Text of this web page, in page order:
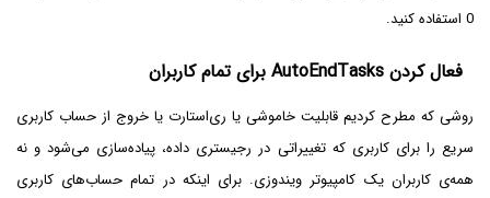
0 استفاده کنید.
فعال کردن AutoEndTasks برای تمام کاربران
روشی که مطرح کردیم قابلیت خاموشی یا ری‌استارت یا خروج از حساب کاربری
سریع را برای کاربری که تغییراتی در رجیستری داده، پیاده‌سازی می‌شود و نه
همه‌ی کاربران یک کامپیوتر ویندوزی. برای اینکه در تمام حساب‌های کاربری